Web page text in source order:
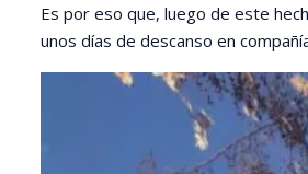
Es por eso que, luego de este
unos días de descanso en